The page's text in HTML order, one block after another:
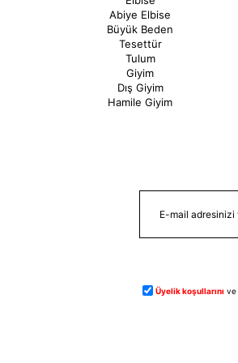
Abiye Elbise
Büyük Beden
Tesettür
Tulum
Giyim
Dış Giyim
Hamile Giyim
Üyelik koşullarını ve